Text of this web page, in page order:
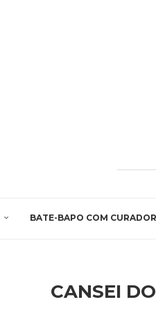
BATE-BAPO COM CURADOR
CANSEI